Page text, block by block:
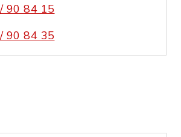
90 84 15
90 84 35